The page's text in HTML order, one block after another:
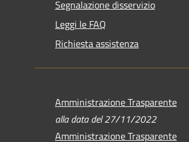
Segnalazione disservizio
Leggi le FAQ
Richiesta assistenza
Amministrazione Trasparente
alla data del 27/11/2022
Amministrazione Trasparente